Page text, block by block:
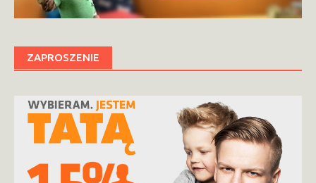
ZAPROSZENIE